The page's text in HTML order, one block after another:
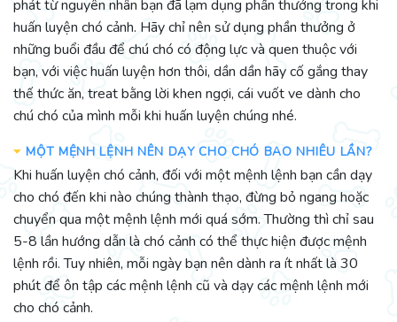
phát từ nguyên nhân bạn đã lạm dụng phần thưởng trong khi
huấn luyện chó cảnh. Hãy chỉ nên sử dụng phần thưởng ở
những buổi đầu để chú chó có động lực và quen thuộc với
bạn, với việc huấn luyện hơn thôi, dần dần hãy cố gắng thay
thế thức ăn, treat bằng lời khen ngợi, cái vuốt ve dành cho
chú chó của mình mỗi khi huấn luyện chúng nhé.
MỘT MỆNH LỆNH NÊN DẠY CHO CHÓ BAO NHIÊU LẦN?
Khi huấn luyện chó cảnh, đối với một mệnh lệnh bạn cần dạy
cho chó đến khi nào chúng thành thạo, đừng bỏ ngang hoặc
chuyển qua một mệnh lệnh mới quá sớm. Thường thì chỉ sau
5-8 lần hướng dẫn là chó cảnh có thể thực hiện được mệnh
lệnh rồi. Tuy nhiên, mỗi ngày bạn nên dành ra ít nhất là 30
phút để ôn tập các mệnh lệnh cũ và dạy các mệnh lệnh mới
cho chó cảnh.